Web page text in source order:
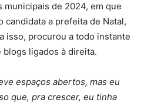
municipais de 2024, em que
candidata a prefeita de Natal,
isso, procurou a todo instante
ligados à direita.
espaços abertos, mas eu
que, pra crescer, eu tinha